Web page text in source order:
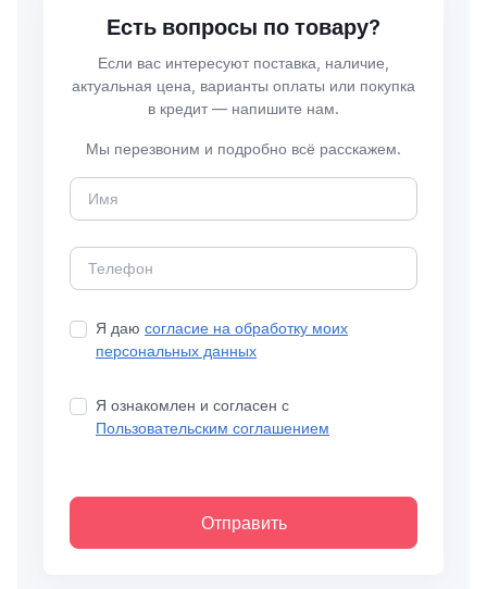
Есть вопросы по товару?
Если вас интересуют поставка, наличие,
актуальная цена, варианты оплаты или покупка
в кредит — напишите нам.
Мы перезвоним и подробно всё расскажем.
Я даю согласие на обработку моих
персональных данных
Я ознакомлен и согласен с
Пользовательским соглашением
Отправить